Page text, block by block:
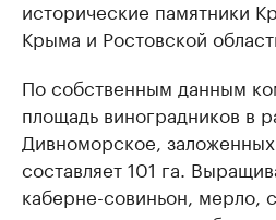
исторические памятники
Крыма и Ростовской
По собственным данным
площадь виноградников в
Дивноморское,
составляет 101 га.
каберне-совиньон, мерло,